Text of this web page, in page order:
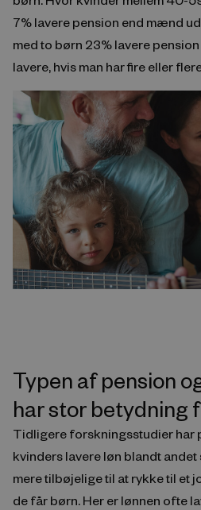
7% lavere pension end mænd
med to børn 23% lavere
lavere, hvis man har fire eller
Typen af pension
har stor betydning
Tidligere forskningsstudier har
kvinders lavere løn blandt
mere tilbøjelige til at rykke til et
de får børn. Her er lønnen ofte